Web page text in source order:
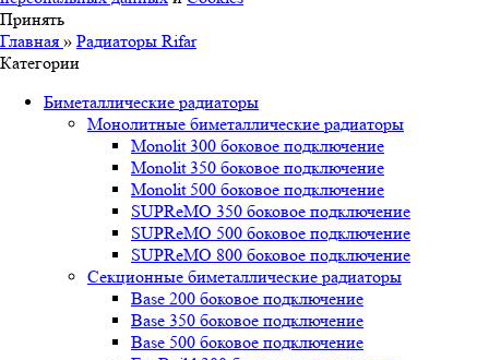
Принять
Главная » Радиаторы Rifar
Категории
Биметаллические радиаторы
Монолитные биметаллические радиаторы
Mоnоlit 300 боковое подключение
Mоnоlit 350 боковое подключение
Mоnоlit 500 боковое подключение
SUРRеMО 350 боковое подключение
SUРRеMО 500 боковое подключение
SUРRеMО 800 боковое подключение
Секционные биметаллические радиаторы
Base 200 боковое подключение
Base 350 боковое подключение
Base 500 боковое подключение